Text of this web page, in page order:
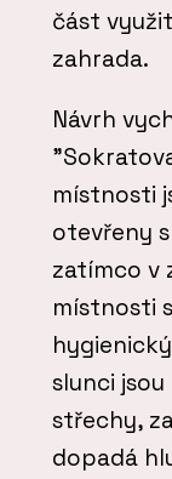
část
zahrada.
Návrh
místnosti
otevřeny
zatímco v
místnosti
slunci
střechy,
dopadá